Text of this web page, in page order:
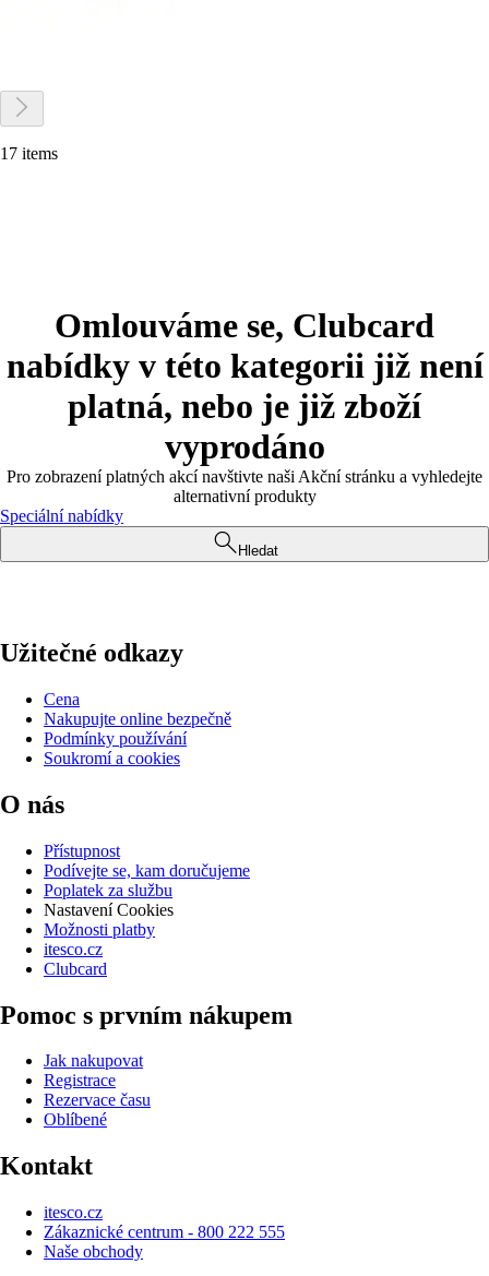
17 items
Omlouváme se, Clubcard
nabídky v této kategorii již není
platná, nebo je již zboží
vyprodáno
Pro zobrazení platných akcí navštivte naši Akční stránku a vyhledejte
alternativní produkty
Speciální nabídky
Hledat
Užitečné odkazy
Cena
Nakupujte online bezpečně
Podmínky používání
Soukromí a cookies
O nás
Přístupnost
Podívejte se, kam doručujeme
Poplatek za službu
Nastavení Cookies
Možnosti platby
itesco.cz
Clubcard
Pomoc s prvním nákupem
Jak nakupovat
Registrace
Rezervace času
Oblíbené
Kontakt
itesco.cz
Zákaznické centrum - 800 222 555
Naše obchody